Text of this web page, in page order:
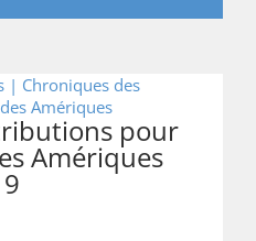
| Chroniques des
Amériques
pour
Amériques